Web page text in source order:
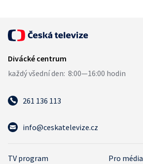
261 136 113
info@ceskatelevize.cz
TV program
Pro média